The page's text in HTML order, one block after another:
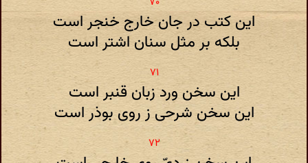
این کتب در جان خارج خنجر است
بلکه بر مثل سنان اشتر است
این سخن ورد زبان قنبر است
این سخن شرحی ز روی بوذر است